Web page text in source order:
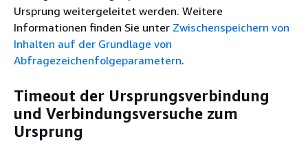
Ursprung weitergeleitet werden. Weitere
Informationen finden Sie unter Zwischenspeichern von
Inhalten auf der Grundlage von
Abfragezeichenfolgeparametern.
Timeout der Ursprungsverbindung
und Verbindungsversuche zum
Ursprung